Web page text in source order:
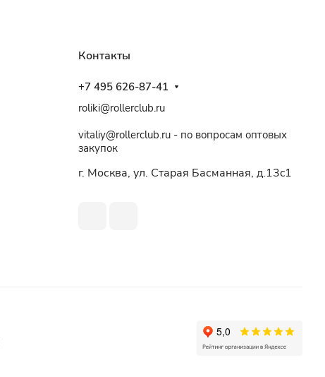
Контакты
+7 495 626-87-41
roliki@rollerclub.ru
vitaliy@rollerclub.ru - по вопросам оптовых
закупок
г. Москва, ул. Старая Басманная, д.13c1